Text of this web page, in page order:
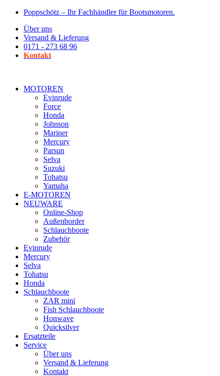
Zum
wechseln
Poppschötz – Ihr Fachhändler für Bootsmotoren.
Über uns
Versand & Lieferung
0171 - 273 68 96
Kontakt
MOTOREN
Evinrude
Force
Honda
Johnson
Mariner
Mercury
Parsun
Selva
Suzuki
Tohatsu
Yamaha
E-MOTOREN
NEUWARE
Online-Shop
Außenborder
Schlauchboote
Zubehör
Evinrude
Mercury
Selva
Tohatsu
Honda
Schlauchboote
ZAR mini
Fish Schlauchboote
Honwave
Quicksilver
Ersatzteile
Service
Über uns
Versand & Lieferung
Kontakt